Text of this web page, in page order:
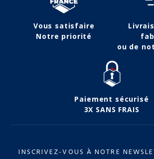
Vous satisfaire
Notre priorité
ou de
Paiement sécurisé
3X SANS FRAIS
INSCRIVEZ-VOUS À NOTRE